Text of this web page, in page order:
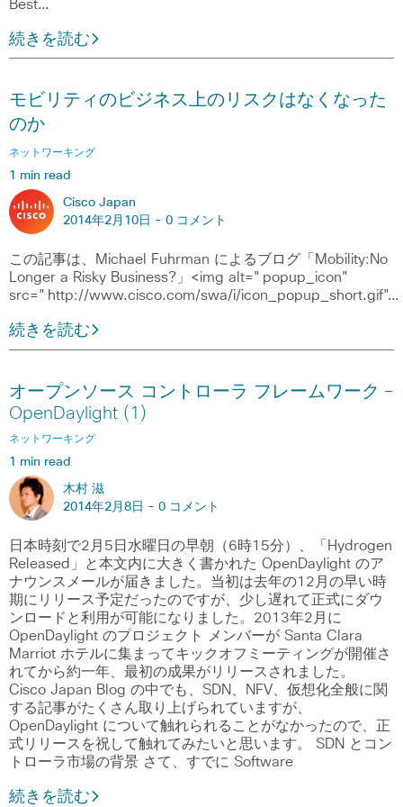
Best…
続きを読む
モビリティのビジネス上のリスクはなくなった
のか
ネットワーキング
1 min read
Cisco Japan
2014年2月10日 - 0 コメント
この記事は、Michael Fuhrman によるブログ「Mobility:No
Longer a Risky Business?」<img alt="popup_icon"
src="http://www.cisco.com/swa/i/icon_popup_short.gif"…
続きを読む
オープンソース コントローラ フレームワーク ―
OpenDaylight (1)
ネットワーキング
1 min read
木村 滋
2014年2月8日 - 0 コメント
日本時刻で2月5日水曜日の早朝（6時15分）、「Hydrogen
Released」と本文内に大きく書かれた OpenDaylight のア
ナウンスメールが届きました。当初は去年の12月の早い時
期にリリース予定だったのですが、少し遅れて正式にダウ
ンロードと利用が可能になりました。2013年2月に
OpenDaylight のプロジェクト メンバーが Santa Clara
Marriot ホテルに集まってキックオフミーティングが開催さ
れてから約一年、最初の成果がリリースされました。
Cisco Japan Blog の中でも、SDN、NFV、仮想化全般に関
する記事がたくさん取り上げられていますが、
OpenDaylight について触れられることがなかったので、正
式リリースを祝して触れてみたいと思います。 SDN とコン
トローラ市場の背景 さて、すでに Software
続きを読む